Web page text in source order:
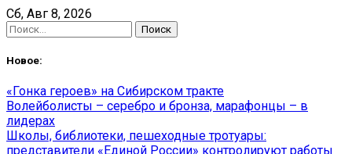
Skip
to
content
Сб, Авг 8, 2026
Найти:
Новое:
«Гонка героев» на Сибирском тракте
Волейболисты – серебро и бронза, марафонцы – в
лидерах
Школы, библиотеки, пешеходные тротуары:
представители «Единой России» контролируют работы